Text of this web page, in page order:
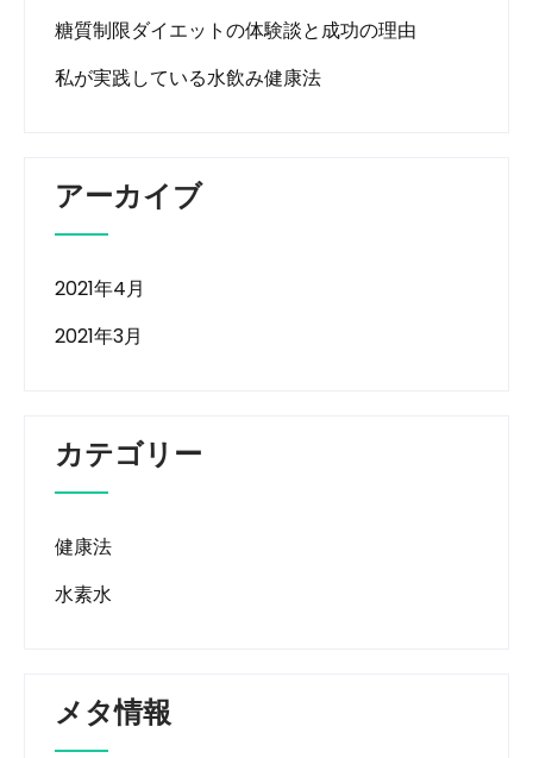
糖質制限ダイエットの体験談と成功の理由
私が実践している水飲み健康法
アーカイブ
2021年4月
2021年3月
カテゴリー
健康法
水素水
メタ情報